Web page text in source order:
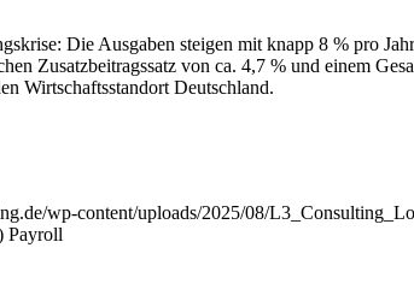
Die Ausgaben steigen mit knapp 8 % pro
Zusatzbeitragssatz von ca. 4,7 % und einem
Wirtschaftsstandort Deutschland.
wp-content/uploads/2025/08/
Payroll